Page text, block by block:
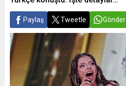
Paylaş Tweetle Gönder